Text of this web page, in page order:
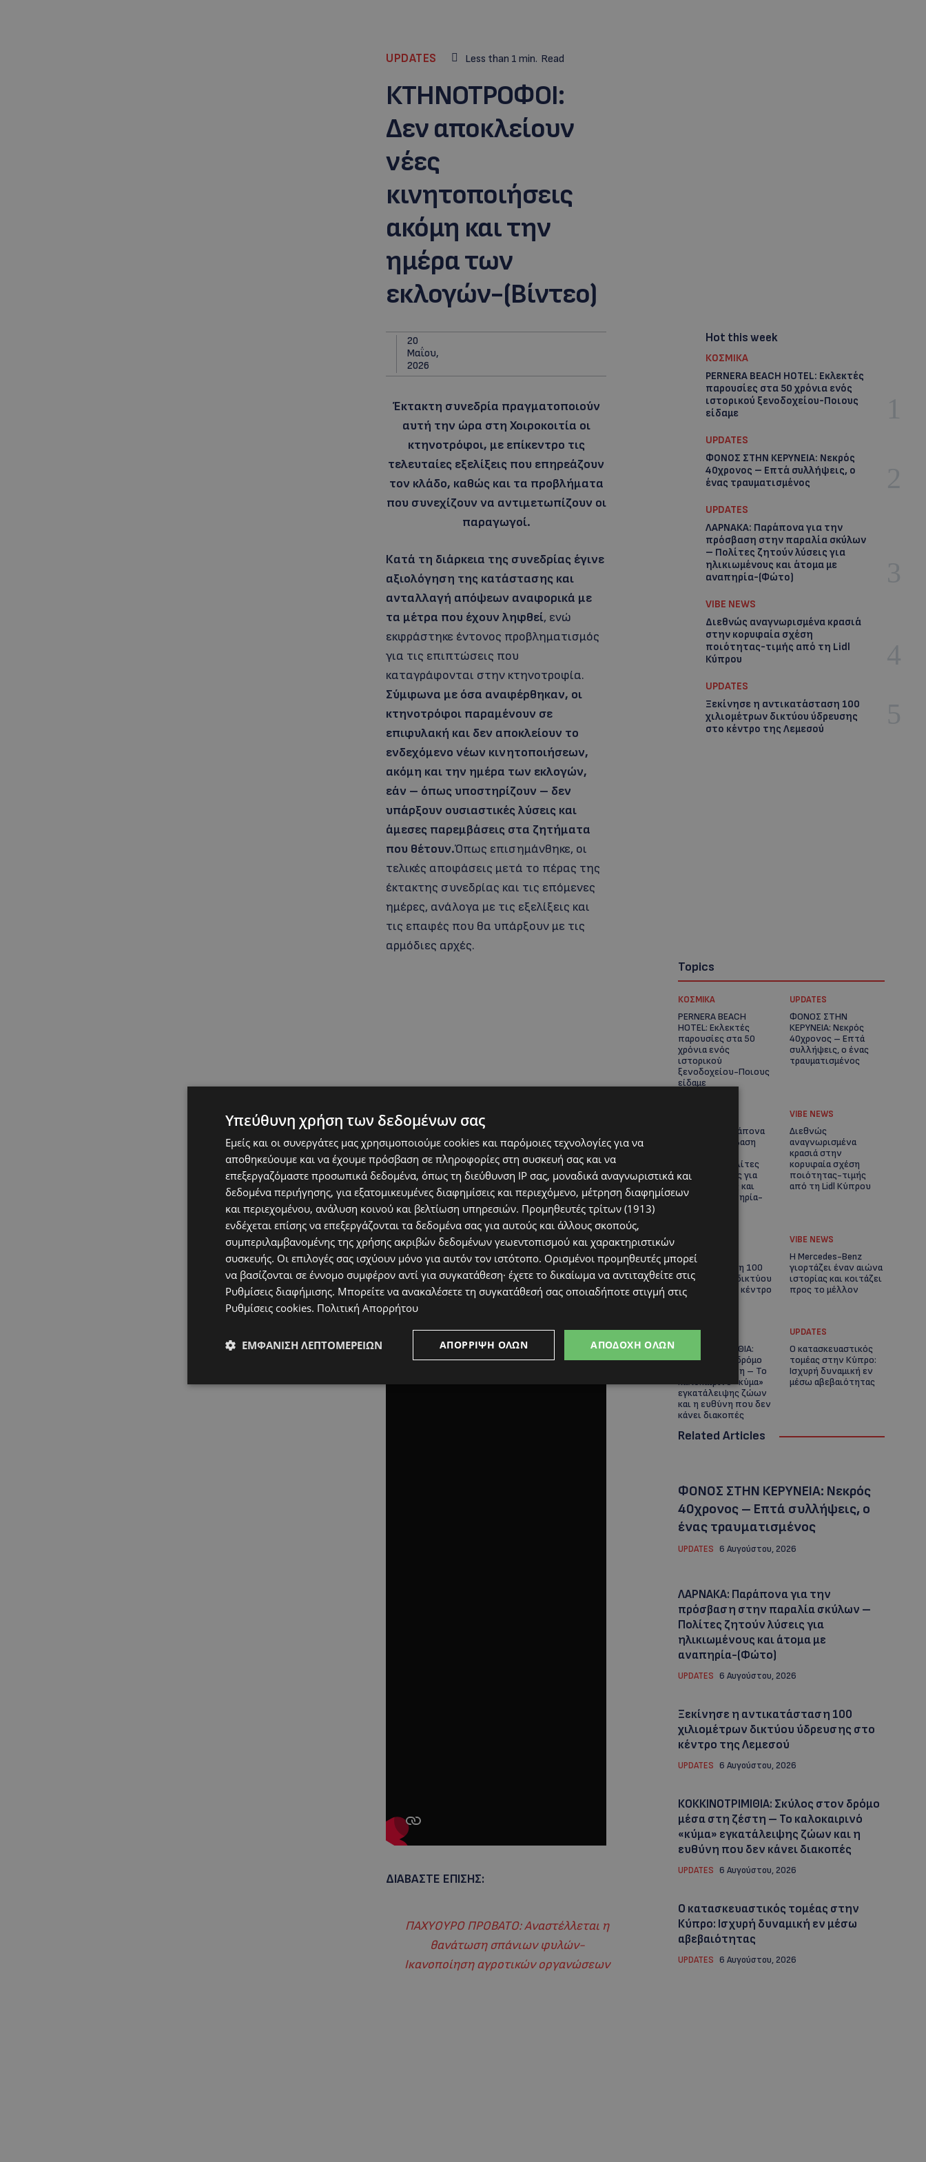
UPDATES Less than 1 min. Read
ΚΤΗΝΟΤΡΟΦΟΙ:
Δεν αποκλείουν
νέες
κινητοποιήσεις
ακόμη και την
ημέρα των
εκλογών-(Bίντεο)
20
Μαΐου,
2026
Έκτακτη συνεδρία πραγματοποιούν
αυτή την ώρα στη Χοιροκοιτία οι
κτηνοτρόφοι, με επίκεντρο τις
τελευταίες εξελίξεις που επηρεάζουν
τον κλάδο, καθώς και τα προβλήματα
που συνεχίζουν να αντιμετωπίζουν οι
παραγωγοί.
Κατά τη διάρκεια της συνεδρίας έγινε
αξιολόγηση της κατάστασης και
ανταλλαγή απόψεων αναφορικά με
τα μέτρα που έχουν ληφθεί, ενώ
εκφράστηκε έντονος προβληματισμός
για τις επιπτώσεις που
καταγράφονται στην κτηνοτροφία.
Σύμφωνα με όσα αναφέρθηκαν, οι
κτηνοτρόφοι παραμένουν σε
επιφυλακή και δεν αποκλείουν το
ενδεχόμενο νέων κινητοποιήσεων,
ακόμη και την ημέρα των εκλογών,
εάν – όπως υποστηρίζουν – δεν
υπάρξουν ουσιαστικές λύσεις και
άμεσες παρεμβάσεις στα ζητήματα
που θέτουν.Όπως επισημάνθηκε, οι
τελικές αποφάσεις μετά το πέρας της
έκτακτης συνεδρίας και τις επόμενες
ημέρες, ανάλογα με τις εξελίξεις και
τις επαφές που θα υπάρξουν με τις
αρμόδιες αρχές.
ΔΙΑΒΑΣΤΕ ΕΠΙΣΗΣ:
ΠΑΧΥΟΥΡΟ ΠΡΟΒΑΤΟ: Αναστέλλεται η
θανάτωση σπάνιων φυλών-
Ικανοποίηση αγροτικών οργανώσεων
Hot this week
ΚΟΣΜΙΚΑ
PERNERA BEACH HOTEL: Εκλεκτές
παρουσίες στα 50 χρόνια ενός
ιστορικού ξενοδοχείου-Ποιους
είδαμε
UPDATES
ΦΟΝΟΣ ΣΤΗΝ ΚΕΡΥΝΕΙΑ: Νεκρός
40χρονος – Επτά συλλήψεις, ο
ένας τραυματισμένος
UPDATES
ΛΑΡΝΑΚΑ: Παράπονα για την
πρόσβαση στην παραλία σκύλων
– Πολίτες ζητούν λύσεις για
ηλικιωμένους και άτομα με
αναπηρία-(Φώτο)
VIBE NEWS
Διεθνώς αναγνωρισμένα κρασιά
στην κορυφαία σχέση
ποιότητας-τιμής από τη Lidl
Κύπρου
UPDATES
Ξεκίνησε η αντικατάσταση 100
χιλιομέτρων δικτύου ύδρευσης
στο κέντρο της Λεμεσού
Topics
ΚΟΣΜΙΚΑ
PERNERA BEACH
HOTEL: Εκλεκτές
παρουσίες στα 50
χρόνια ενός
ιστορικού
ξενοδοχείου-Ποιους
είδαμε
UPDATES
ΦΟΝΟΣ ΣΤΗΝ
ΚΕΡΥΝΕΙΑ: Νεκρός
40χρονος – Επτά
συλλήψεις, ο ένας
τραυματισμένος
ΛΑΡΝΑΚΑ: Παράπονα
για την πρόσβαση
σκύλων – Πολίτες
ζητούν λύσεις για
ηλικιωμένους και
άτομα με αναπηρία-
VIBE NEWS
Διεθνώς
αναγνωρισμένα
κρασιά στην
κορυφαία σχέση
ποιότητας-τιμής
από τη Lidl Κύπρου
Ξεκίνησε η
αντικατάσταση 100
χιλιομέτρων δικτύου
ύδρευσης στο κέντρο
της Λεμεσού
VIBE NEWS
Η Mercedes-Benz
γιορτάζει έναν αιώνα
ιστορίας και κοιτάζει
προς το μέλλον
UPDATES
ΚΟΚΚΙΝΟΤΡΙΜΙΘΙΑ:
Σκύλος στον δρόμο
μέσα στη ζέστη – Το
καλοκαιρινό «κύμα»
εγκατάλειψης ζώων
και η ευθύνη που δεν
κάνει διακοπές
UPDATES
Ο κατασκευαστικός
τομέας στην Κύπρο:
Ισχυρή δυναμική εν
μέσω αβεβαιότητας
Related Articles
ΦΟΝΟΣ ΣΤΗΝ ΚΕΡΥΝΕΙΑ: Νεκρός
40χρονος – Επτά συλλήψεις, ο
ένας τραυματισμένος
UPDATES 6 Αυγούστου, 2026
ΛΑΡΝΑΚΑ: Παράπονα για την
πρόσβαση στην παραλία σκύλων –
Πολίτες ζητούν λύσεις για
ηλικιωμένους και άτομα με
αναπηρία-(Φώτο)
UPDATES 6 Αυγούστου, 2026
Ξεκίνησε η αντικατάσταση 100
χιλιομέτρων δικτύου ύδρευσης στο
κέντρο της Λεμεσού
UPDATES 6 Αυγούστου, 2026
ΚΟΚΚΙΝΟΤΡΙΜΙΘΙΑ: Σκύλος στον δρόμο
μέσα στη ζέστη – Το καλοκαιρινό
«κύμα» εγκατάλειψης ζώων και η
ευθύνη που δεν κάνει διακοπές
UPDATES 6 Αυγούστου, 2026
Ο κατασκευαστικός τομέας στην
Κύπρο: Ισχυρή δυναμική εν μέσω
αβεβαιότητας
UPDATES 6 Αυγούστου, 2026
Υπεύθυνη χρήση των δεδομένων σας
Εμείς και οι συνεργάτες μας χρησιμοποιούμε cookies και παρόμοιες τεχνολογίες για να
αποθηκεύουμε και να έχουμε πρόσβαση σε πληροφορίες στη συσκευή σας και να
επεξεργαζόμαστε προσωπικά δεδομένα, όπως τη διεύθυνση IP σας, μοναδικά αναγνωριστικά και
δεδομένα περιήγησης, για εξατομικευμένες διαφημίσεις και περιεχόμενο, μέτρηση διαφημίσεων
και περιεχομένου, ανάλυση κοινού και βελτίωση υπηρεσιών. Προμηθευτές τρίτων (1913)
ενδέχεται επίσης να επεξεργάζονται τα δεδομένα σας για αυτούς και άλλους σκοπούς,
συμπεριλαμβανομένης της χρήσης ακριβών δεδομένων γεωεντοπισμού και χαρακτηριστικών
συσκευής. Οι επιλογές σας ισχύουν μόνο για αυτόν τον ιστότοπο. Ορισμένοι προμηθευτές μπορεί
να βασίζονται σε έννομο συμφέρον αντί για συγκατάθεση· έχετε το δικαίωμα να αντιταχθείτε στις
Ρυθμίσεις διαφήμισης. Μπορείτε να ανακαλέσετε τη συγκατάθεσή σας οποιαδήποτε στιγμή στις
Ρυθμίσεις cookies. Πολιτική Απορρήτου
ΑΠΟΔΟΧΉ ΌΛΩΝ
ΑΠΌΡΡΙΨΗ ΌΛΩΝ
ΕΜΦΆΝΙΣΗ ΛΕΠΤΟΜΕΡΕΙΏΝ